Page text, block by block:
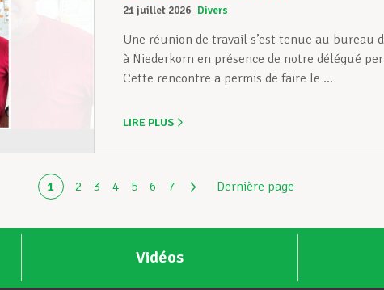
21 juillet 2026 Divers
Une réunion de travail s’est tenue au bureau
à Niederkorn en présence de notre délégué
Cette rencontre a permis de faire le ...
LIRE PLUS
1 2 3 4 5 6 7 Dernière page
Vidéos